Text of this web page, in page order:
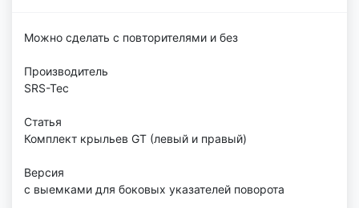
Можно сделать с повторителями и без
Производитель
SRS-Tec
Статья
Комплект крыльев GT (левый и правый)
Версия
с выемками для боковых указателей поворота